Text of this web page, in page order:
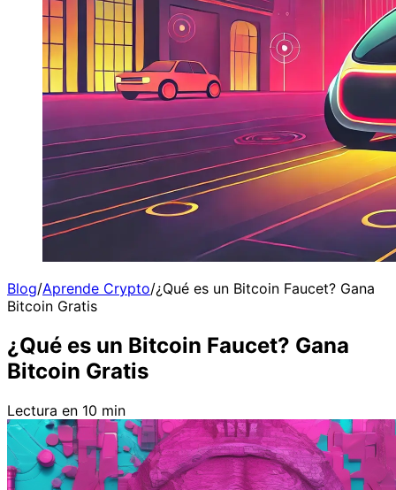
Blog/Aprende Crypto/¿Qué es un Bitcoin Faucet? Gana
Bitcoin Gratis
¿Qué es un Bitcoin Faucet? Gana
Bitcoin Gratis
Lectura en 10 min